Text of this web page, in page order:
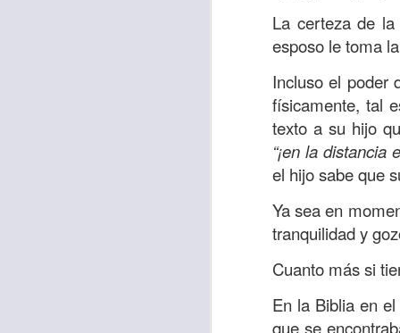
La certeza de
esposo le toma
Incluso el poder
físicamente, tal
texto a su hijo
“¡en la distancia
el hijo sabe que
Ya sea en
tranquilidad y
Cuanto más si
En la Biblia en
que se
Pero cuando el
lo hizo para que
tiempo.
El Señor
sufriendo. Pero
necesidad y no
Te motivo para
había sido